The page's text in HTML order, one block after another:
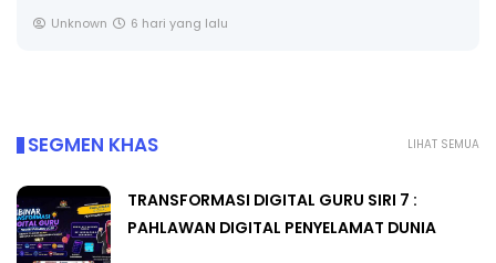
Unknown 6 hari yang lalu
LIHAT SEMUA
SEGMEN KHAS
TRANSFORMASI DIGITAL GURU SIRI 7 :
PAHLAWAN DIGITAL PENYELAMAT DUNIA